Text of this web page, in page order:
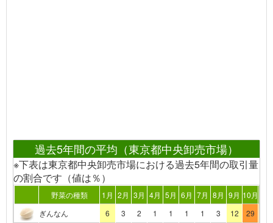
過去5年間の平均（東京都中央卸売市場）
※下表は東京都中央卸売市場における過去5年間の取引量
の割合です（値は％）
野菜の種類 1月 2月 3月 4月 5月 6月 7月 8月 9月 10月
ぎんなん
6 3 2 1 1 1 1 3 12 29